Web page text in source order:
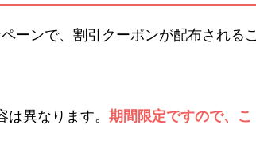
ーンで、割引クーポンが配布されるこ
異なります。 期間限定ですので、こ